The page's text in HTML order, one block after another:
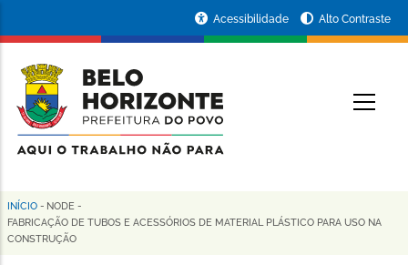
conteúdo
principal
da
Prefeitura
de
Horizonte
Acessibilidade Alto Contraste
Trilha
de
INÍCIO - NODE -
FABRICAÇÃO DE TUBOS E ACESSÓRIOS DE MATERIAL PLÁSTICO PARA USO NA
CONSTRUÇÃO